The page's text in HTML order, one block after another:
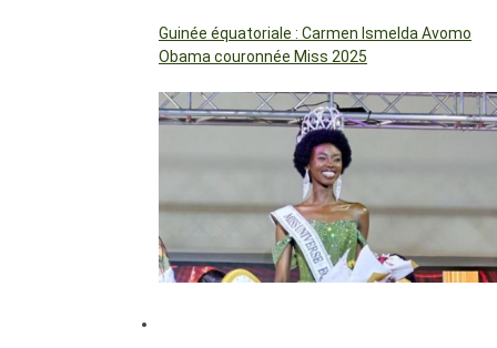
Guinée équatoriale : Carmen Ismelda Avomo
Obama couronnée Miss 2025